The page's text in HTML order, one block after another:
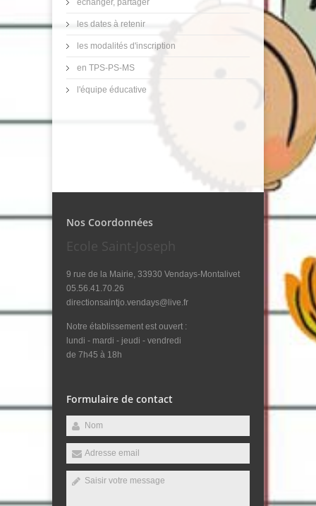
échanger, partager
les dates à retenir
les modalités d'inscription
en TPS-PS-MS
l'équipe éducative
Nos Coordonnées
Ecole Saint-Joseph
9 rue de la Mairie, 33930 Vendays-Montalivet
05.56.41.70.26
directionsaintjo.vendays@live.fr
Notre établissement est ouvert :
lundi - mardi - jeudi - vendredi
de 7h45 à 18h
Formulaire de contact